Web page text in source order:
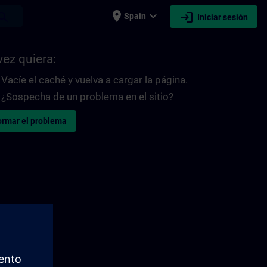
place Spain expand_more login Iniciar sesión
quiera:
Vacíe el caché y vuelva a cargar la página.
¿Sospecha de un problema en el sitio?
el problema